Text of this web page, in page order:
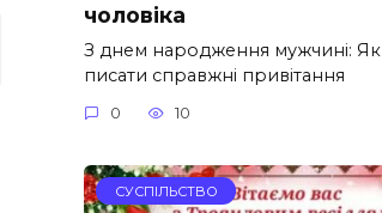
чоловіка
З днем народження мужчині: Як
писати справжні привітання
0 10
СУСПІЛЬСТВО